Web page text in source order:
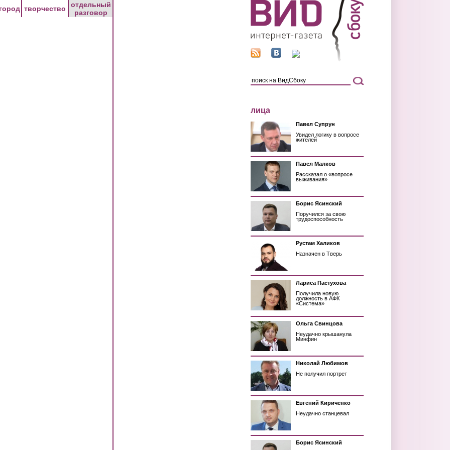
творчество
отдельный
разговор
лица
Павел Супрун
Увидел логику в вопросе
жителей
Павел Малков
Рассказал о «вопросе
выживания»
Борис Ясинский
Поручился за свою
трудоспособность
Рустам Халиков
Назначен в Тверь
Лариса Пастухова
Получила новую
должность в АФК
«Система»
Ольга Свинцова
Неудачно крышанула
Минфин
Николай Любимов
Не получил портрет
Евгений Кириченко
Неудачно станцевал
Борис Ясинский